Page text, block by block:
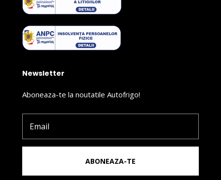
Newsletter
Aboneaza-te la noutatile Autofrigo!
ABONEAZA-TE